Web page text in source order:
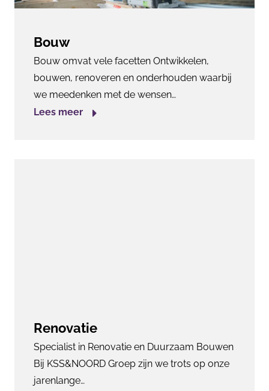
Bouw
Bouw omvat vele facetten Ontwikkelen,
bouwen, renoveren en onderhouden waarbij
we meedenken met de wensen…
Lees meer
Renovatie
Specialist in Renovatie en Duurzaam Bouwen
Bij KSS&NOORD Groep zijn we trots op onze
jarenlange…